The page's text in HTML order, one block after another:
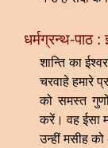
धर्मग्रन्थ-पाठ
शान्ति का
चरवाहे हमारे
को समस्त
करें। वह ईसा
उन्हीं मसीह